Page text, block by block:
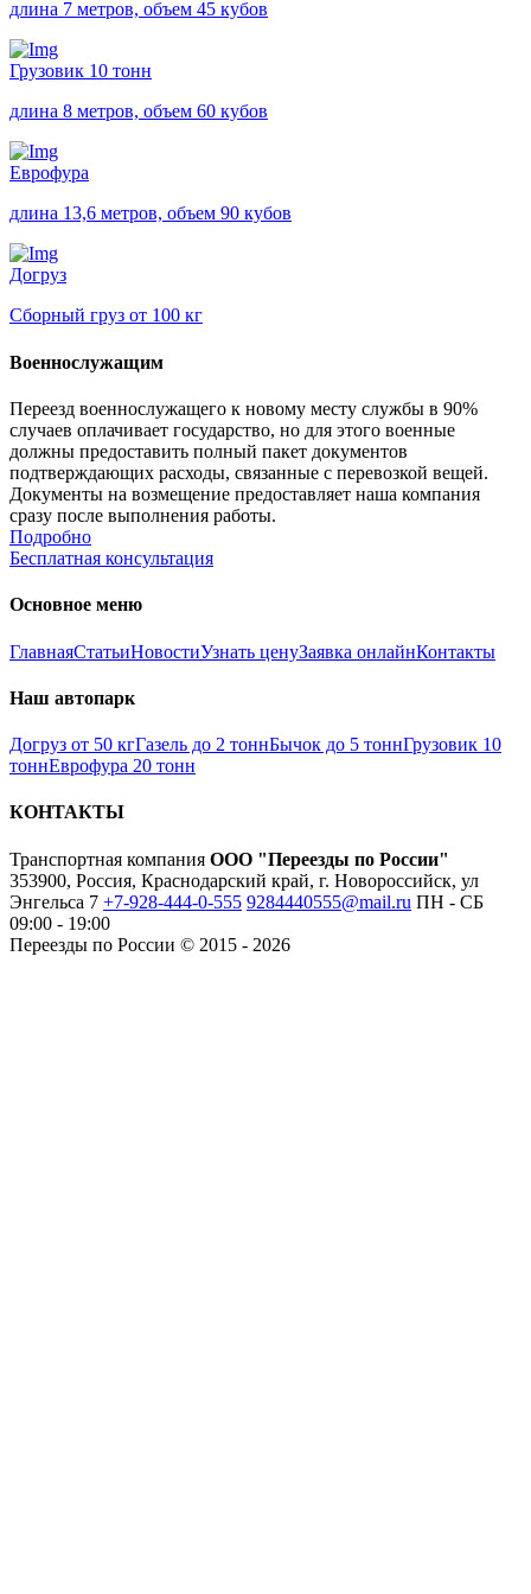
длина 7 метров, объем 45 кубов
Грузовик 10 тонн
длина 8 метров, объем 60 кубов
Еврофура
длина 13,6 метров, объем 90 кубов
Догруз
Сборный груз от 100 кг
Военнослужащим
Переезд военнослужащего к новому месту службы в 90%
случаев оплачивает государство, но для этого военные
должны предоставить полный пакет документов
подтверждающих расходы, связанные с перевозкой вещей.
Документы на возмещение предоставляет наша компания
сразу после выполнения работы.
Подробно
Бесплатная консультация
Основное меню
ГлавнаяСтатьиНовостиУзнать ценуЗаявка онлайнКонтакты
Наш автопарк
Догруз от 50 кгГазель до 2 тоннБычок до 5 тоннГрузовик 10
тоннЕврофура 20 тонн
КОНТАКТЫ
Транспортная компания ООО "Переезды по России"
353900, Россия, Краснодарский край, г. Новороссийск, ул
Энгельса 7 +7-928-444-0-555 9284440555@mail.ru ПН - СБ
09:00 - 19:00
Переезды по России © 2015 - 2026